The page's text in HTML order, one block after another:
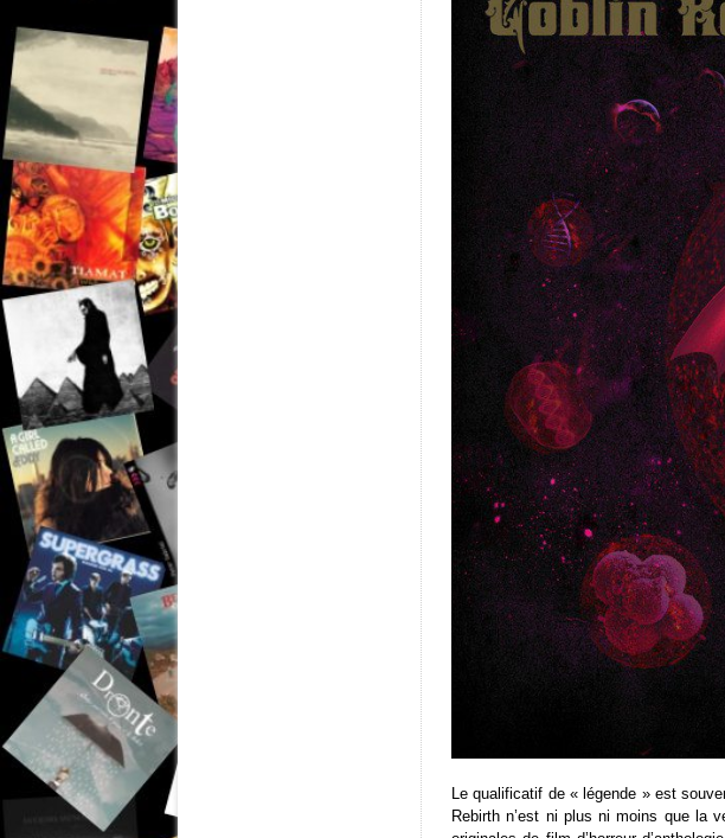
Le qualificatif de « légende » est
Rebirth n’est ni plus ni moins que la